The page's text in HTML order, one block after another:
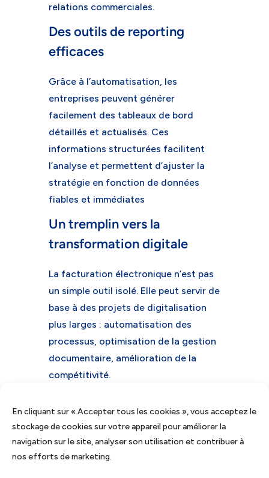
En cliquant sur « Accepter tous les cookies », vous acceptez le
stockage de cookies sur votre appareil pour améliorer la
navigation sur le site, analyser son utilisation et contribuer à
nos efforts de marketing.
relations commerciales.
Des outils de reporting
efficaces
Grâce à l’automatisation, les
entreprises peuvent générer
facilement des tableaux de bord
détaillés et actualisés. Ces
informations structurées facilitent
l’analyse et permettent d’ajuster la
stratégie en fonction de données
fiables et immédiates
Un tremplin vers la
transformation digitale
La facturation électronique n’est pas
un simple outil isolé. Elle peut servir de
base à des projets de digitalisation
plus larges : automatisation des
processus, optimisation de la gestion
documentaire, amélioration de la
compétitivité.
La facturation électronique ne doit pas
être vue uniquement comme une
obligation. Bien préparée, elle devient